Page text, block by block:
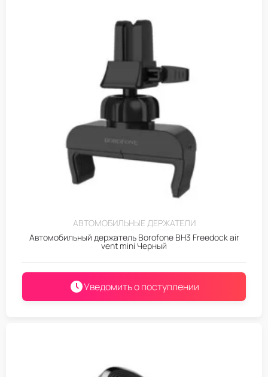
АВТОМОБИЛЬНЫЕ ДЕРЖАТЕЛИ
Автомобильный держатель Borofone BH3 Freedock air
vent mini Черный
Уведомить о поступлении